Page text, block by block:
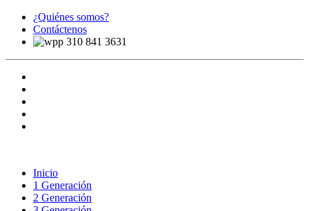
¿Quiénes somos?
Contáctenos
310 841 3631
Inicio
1 Generación
2 Generación